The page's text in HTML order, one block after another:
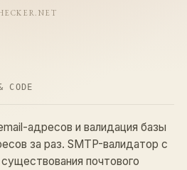
CODE
адресов и валидация базы
за раз. SMTP-валидатор с
почтового